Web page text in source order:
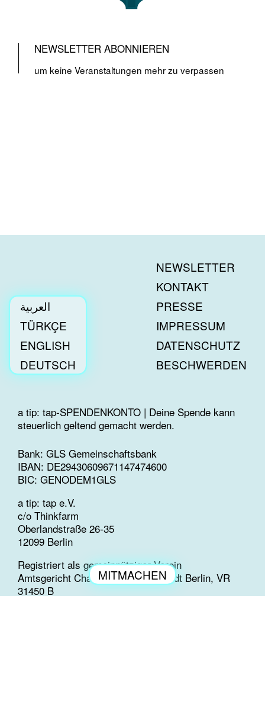
MITMACHEN
ENGAGEMENT
NEWSLETTER ABONNIEREN
um keine Veranstaltungen mehr zu verpassen
العربية
TÜRKÇE
ENGLISH
DEUTSCH
NEWSLETTER
KONTAKT
PRESSE
IMPRESSUM
DATENSCHUTZ
BESCHWERDEN
a tip: tap-SPENDENKONTO | Deine Spende kann
steuerlich geltend gemacht werden.
Bank: GLS Gemeinschaftsbank
IBAN: DE29430609671147474600
BIC: GENODEM1GLS
a tip: tap e.V.
c/o Thinkfarm
Oberlandstraße 26-35
12099 Berlin
Registriert als gemeinnütziger Verein
Amtsgericht Charlottenburg der Stadt Berlin, VR
31450 B